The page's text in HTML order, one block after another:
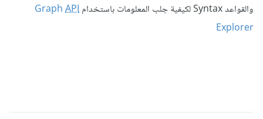
والقواعد Syntax لكيفية جلب المعلومات باستخدام
GraphAPI
Explorer